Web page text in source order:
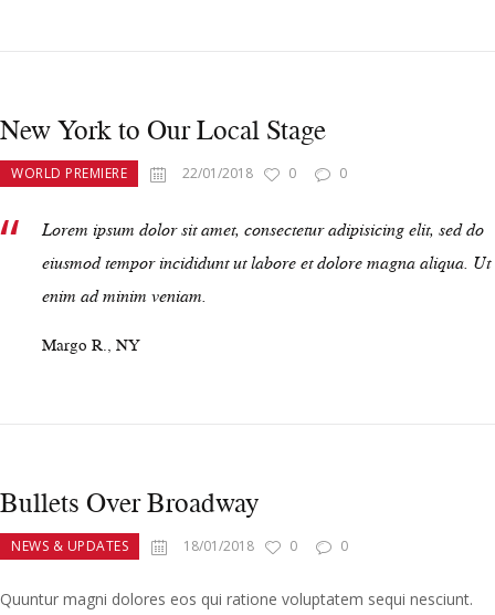
New York to Our Local Stage
WORLD PREMIERE 22/01/2018 0 0
Lorem ipsum dolor sit amet, consectetur adipisicing elit, sed do
eiusmod tempor incididunt ut labore et dolore magna aliqua. Ut
enim ad minim veniam.
Margo R., NY
Bullets Over Broadway
NEWS & UPDATES 18/01/2018 0 0
Quuntur magni dolores eos qui ratione voluptatem sequi nesciunt.